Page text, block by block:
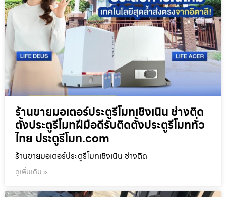
ร้านขายมอเตอร์ประตูรีโมทเชิงเนิน ช่างติด
ตั้งประตูรีโมทฝีมือดีรับติดตั้งประตูรีโมททั่ว
ไทย ประตูรีโมท.com
ร้านขายมอเตอร์ประตูรีโมทเชิงเนิน ช่างติด
ดูเพิ่มเติม »